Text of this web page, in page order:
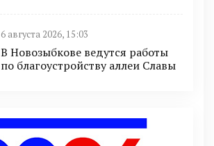
6 августа 2026, 15:03
В Новозыбкове ведутся работы
по благоустройству аллеи Славы